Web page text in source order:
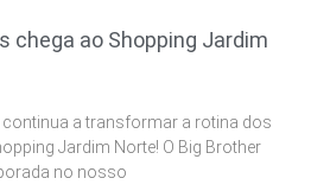
chega ao Shopping Jardim
a transformar a rotina dos
Jardim Norte! O Big Brother
no nosso